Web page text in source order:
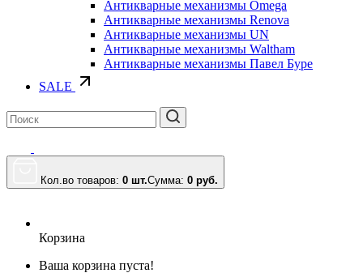
Антикварные механизмы Omega
Антикварные механизмы Renova
Антикварные механизмы UN
Антикварные механизмы Waltham
Антикварные механизмы Павел Буре
SALE
Кол.во товаров: 0 шт.Сумма: 0 руб.
Корзина
Ваша корзина пуста!